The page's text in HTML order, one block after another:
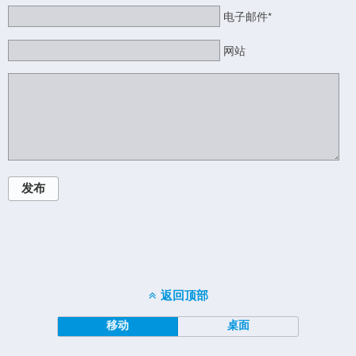
电子邮件*
网站
发布
返回顶部
移动 桌面